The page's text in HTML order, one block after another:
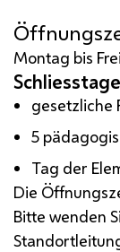
Montag bis
Schliesstage
gesetzliche
5
Tag der
Die
Bitte wenden